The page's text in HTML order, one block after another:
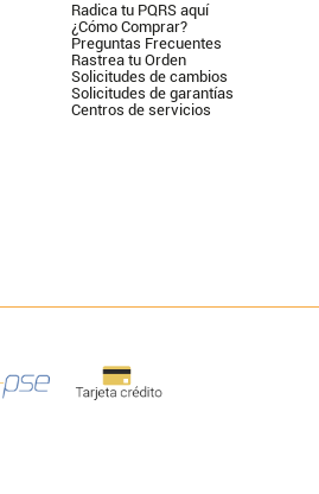
Radica tu PQRS aquí
¿Cómo Comprar?
Preguntas Frecuentes
Rastrea tu Orden
Solicitudes de cambios
Solicitudes de garantías
Centros de servicios